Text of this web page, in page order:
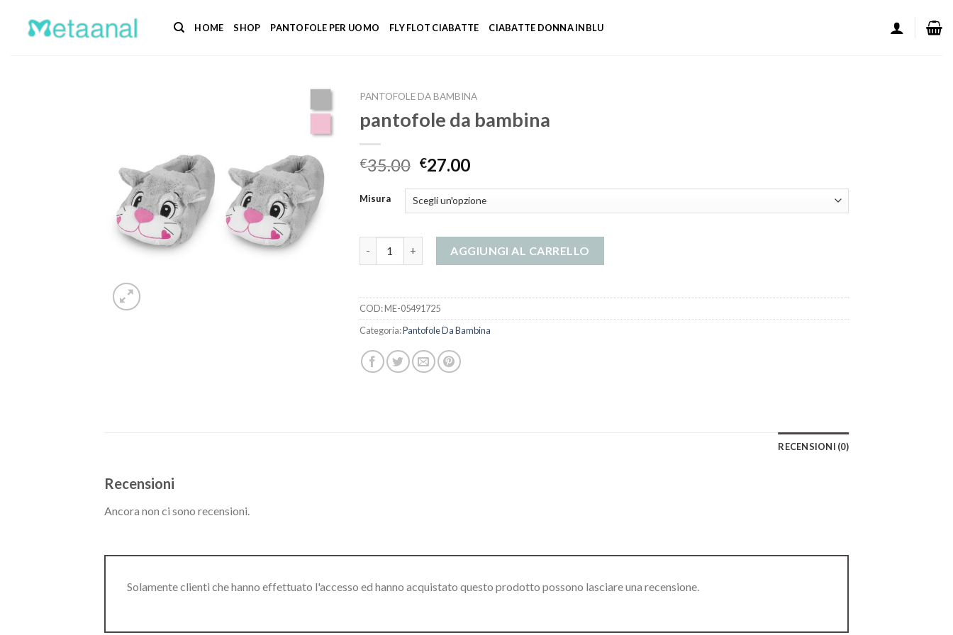
HOME SHOP PANTOFOLE PER UOMO FLY FLOT CIABATTE CIABATTE DONNA INBLU
PANTOFOLE DA BAMBINA
pantofole da bambina
€35.00 €27.00
Misura
AGGIUNGI AL CARRELLO
COD:ME-05491725
Categoria:Pantofole Da Bambina
RECENSIONI (0)
Recensioni
Ancora non ci sono recensioni.
Solamente clienti che hanno effettuato l'accesso ed hanno acquistato questo prodotto possono lasciare una recensione.